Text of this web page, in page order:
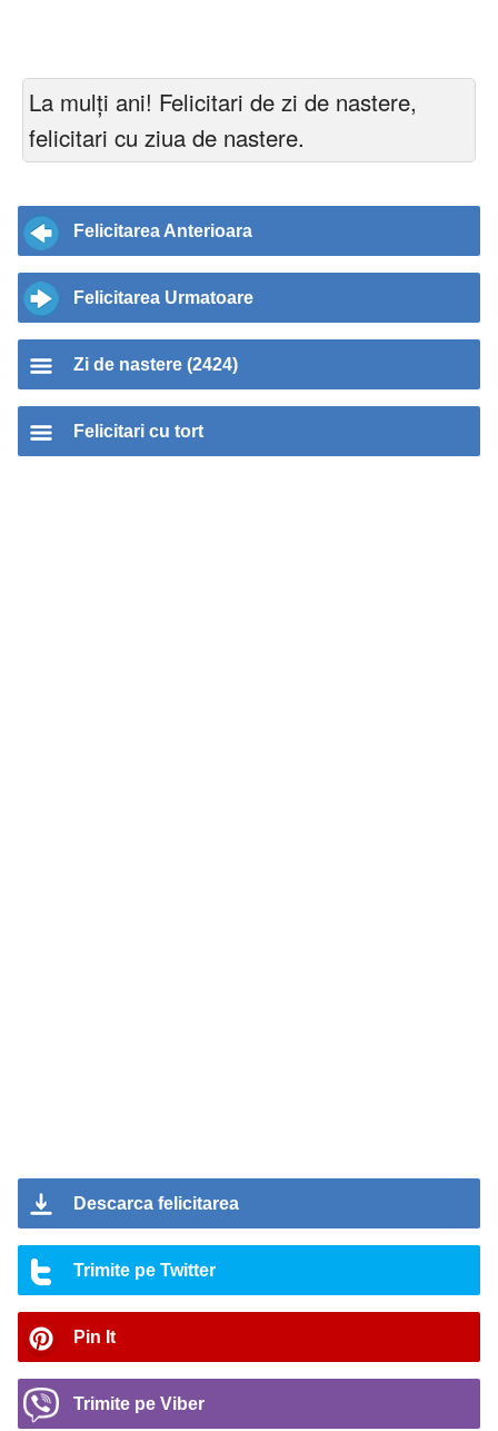
La mulți ani! Felicitari de zi de nastere,
felicitari cu ziua de nastere.
Felicitarea Anterioara
Felicitarea Urmatoare
Zi de nastere (2424)
Felicitari cu tort
Descarca felicitarea
Trimite pe Twitter
Pin It
Trimite pe Viber